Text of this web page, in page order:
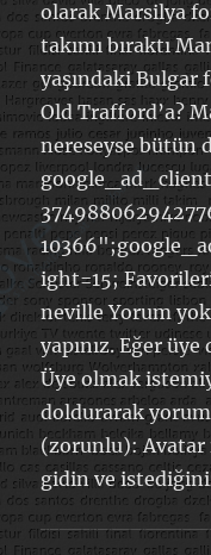
olarak Marsilya
takımı bıraktı
yaşındaki
Old Trafford’a?
nereseyse bütün
ight=15;
neville Yorum
yapınız. Eğer
Üye olmak
doldurarak
(zorunlu): Avatar
gidin ve